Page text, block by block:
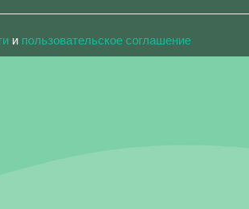
и пользовательское соглашение